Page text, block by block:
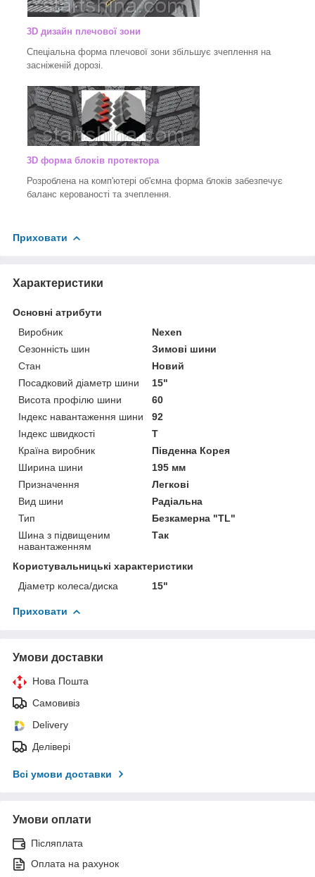
3D дизайн плечової зони
Спеціальна форма плечової зони збільшує зчеплення на
засніженій дорозі.
3D форма блоків протектора
Розроблена на комп'ютері об'ємна форма блоків забезпечує
баланс керованості та зчеплення.
Приховати
Характеристики
Основні атрибути
Виробник
Nexen
Сезонність шин
Зимові шини
Стан
Новий
Посадковий діаметр шини
15"
Висота профілю шини
60
Індекс навантаження шини
92
Індекс швидкості
T
Країна виробник
Південна Корея
Ширина шини
195 мм
Призначення
Легкові
Вид шини
Радіальна
Тип
Безкамерна "TL"
Шина з підвищеним
навантаженням
Так
Користувальницькі характеристики
Діаметр колеса/диска
15"
Приховати
Умови доставки
Нова Пошта
Самовивіз
Delivery
Делівері
Всі умови доставки
Умови оплати
Післяплата
Оплата на рахунок